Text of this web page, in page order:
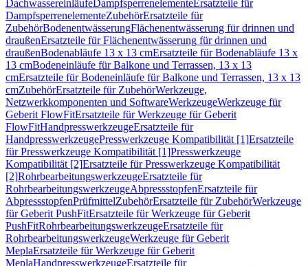
DachwassereinläufeDampfsperrenelementeErsatzteile für
DampfsperrenelementeZubehörErsatzteile für
ZubehörBodenentwässerungFlächenentwässerung für drinnen und
draußenErsatzteile für Flächenentwässerung für drinnen und
draußenBodenabläufe 13 x 13 cmErsatzteile für Bodenabläufe 13 x
13 cmBodeneinläufe für Balkone und Terrassen, 13 x 13
cmErsatzteile für Bodeneinläufe für Balkone und Terrassen, 13 x 13
cmZubehörErsatzteile für ZubehörWerkzeuge,
Netzwerkkomponenten und SoftwareWerkzeugeWerkzeuge für
Geberit FlowFitErsatzteile für Werkzeuge für Geberit
FlowFitHandpresswerkzeugeErsatzteile für
HandpresswerkzeugePresswerkzeuge Kompatibilität [1]Ersatzteile
für Presswerkzeuge Kompatibilität [1]Presswerkzeuge
Kompatibilität [2]Ersatzteile für Presswerkzeuge Kompatibilität
[2]RohrbearbeitungswerkzeugeErsatzteile für
RohrbearbeitungswerkzeugeAbpressstopfenErsatzteile für
AbpressstopfenPrüfmittelZubehörErsatzteile für ZubehörWerkzeuge
für Geberit PushFitErsatzteile für Werkzeuge für Geberit
PushFitRohrbearbeitungswerkzeugeErsatzteile für
RohrbearbeitungswerkzeugeWerkzeuge für Geberit
MeplaErsatzteile für Werkzeuge für Geberit
MeplaHandpresswerkzeugeErsatzteile für